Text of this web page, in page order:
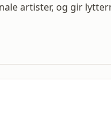
artister, og gir